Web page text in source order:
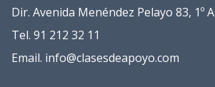
Dir. Avenida Menéndez Pelayo 83, 1º A
Tel. 91 212 32 11
Email. info@clasesdeapoyo.com